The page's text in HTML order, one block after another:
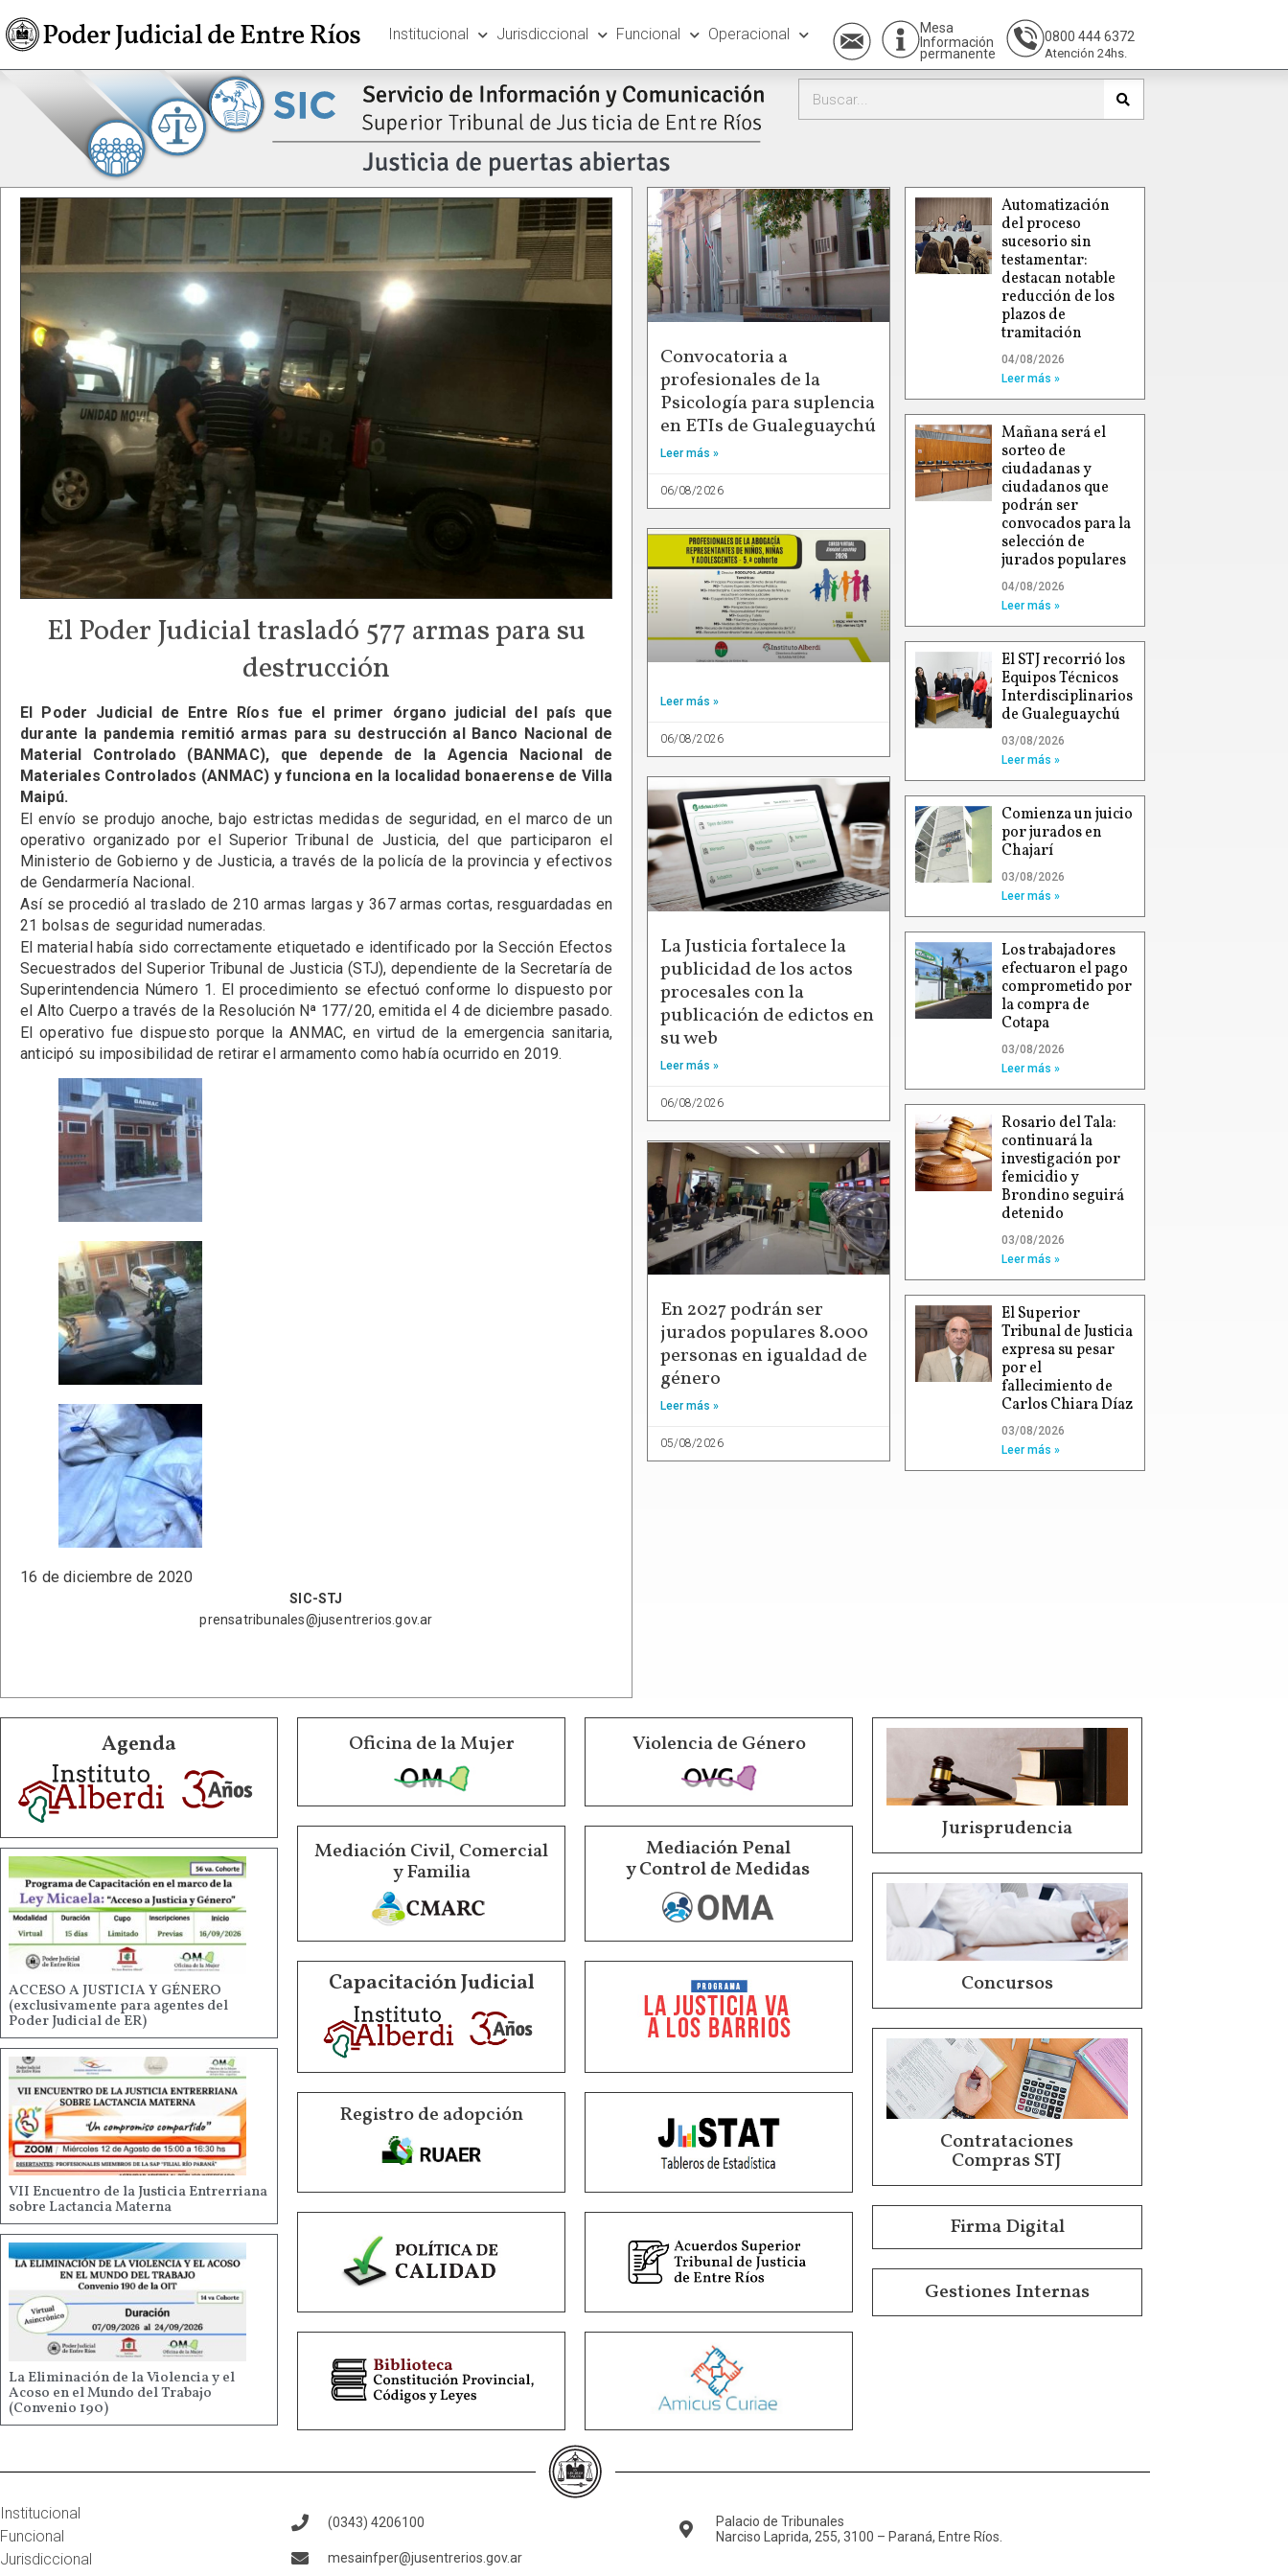
Institucional Jurisdiccional Funcional Operacional
Mesa
Información
permanente
0800 444 6372
Atención 24hs.
El Poder Judicial trasladó 577 armas para su
destrucción
El Poder Judicial de Entre Ríos fue el primer órgano judicial del país que
durante la pandemia remitió armas para su destrucción al Banco Nacional de
Material Controlado (BANMAC), que depende de la Agencia Nacional de
Materiales Controlados (ANMAC) y funciona en la localidad bonaerense de Villa
Maipú.
El envío se produjo anoche, bajo estrictas medidas de seguridad, en el marco de un
operativo organizado por el Superior Tribunal de Justicia, del que participaron el
Ministerio de Gobierno y de Justicia, a través de la policía de la provincia y efectivos
de Gendarmería Nacional.
Así se procedió al traslado de 210 armas largas y 367 armas cortas, resguardadas en
21 bolsas de seguridad numeradas.
El material había sido correctamente etiquetado e identificado por la Sección Efectos
Secuestrados del Superior Tribunal de Justicia (STJ), dependiente de la Secretaría de
Superintendencia Número 1. El procedimiento se efectuó conforme lo dispuesto por
el Alto Cuerpo a través de la Resolución Nª 177/20, emitida el 4 de diciembre pasado.
El operativo fue dispuesto porque la ANMAC, en virtud de la emergencia sanitaria,
anticipó su imposibilidad de retirar el armamento como había ocurrido en 2019.
16 de diciembre de 2020
SIC-STJ
prensatribunales@jusentrerios.gov.ar
Convocatoria a
profesionales de la
Psicología para suplencia
en ETIs de Gualeguaychú
Leer más »
06/08/2026
Leer más »
06/08/2026
La Justicia fortalece la
publicidad de los actos
procesales con la
publicación de edictos en
su web
Leer más »
06/08/2026
En 2027 podrán ser
jurados populares 8.000
personas en igualdad de
género
Leer más »
05/08/2026
Automatización
del proceso
sucesorio sin
testamentar:
destacan notable
reducción de los
plazos de
tramitación
04/08/2026
Leer más »
Mañana será el
sorteo de
ciudadanas y
ciudadanos que
podrán ser
convocados para la
selección de
jurados populares
04/08/2026
Leer más »
El STJ recorrió los
Equipos Técnicos
Interdisciplinarios
de Gualeguaychú
03/08/2026
Leer más »
Comienza un juicio
por jurados en
Chajarí
03/08/2026
Leer más »
Los trabajadores
efectuaron el pago
comprometido por
la compra de
Cotapa
03/08/2026
Leer más »
Rosario del Tala:
continuará la
investigación por
femicidio y
Brondino seguirá
detenido
03/08/2026
Leer más »
El Superior
Tribunal de Justicia
expresa su pesar
por el
fallecimiento de
Carlos Chiara Díaz
03/08/2026
Leer más »
Agenda
ACCESO A JUSTICIA Y GÉNERO
(exclusivamente para agentes del
Poder Judicial de ER)
VII Encuentro de la Justicia Entrerriana
sobre Lactancia Materna
La Eliminación de la Violencia y el
Acoso en el Mundo del Trabajo
(Convenio 190)
Oficina de la Mujer Violencia de Género
Mediación Civil, Comercial
y Familia
Mediación Penal
y Control de Medidas
Capacitación Judicial
Registro de adopción
Jurisprudencia
Concursos
Contrataciones
Compras STJ
Firma Digital
Gestiones Internas
Institucional
Funcional
Jurisdiccional
(0343) 4206100
mesainfper@jusentrerios.gov.ar
Palacio de Tribunales
Narciso Laprida, 255, 3100 – Paraná, Entre Ríos.